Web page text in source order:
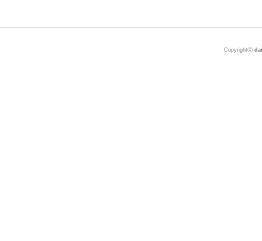
Copyrightⓒ